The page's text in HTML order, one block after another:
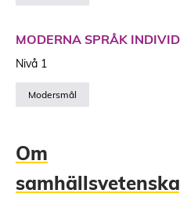
MODERNA SPRÅK
Nivå 1
Modersmål
Om